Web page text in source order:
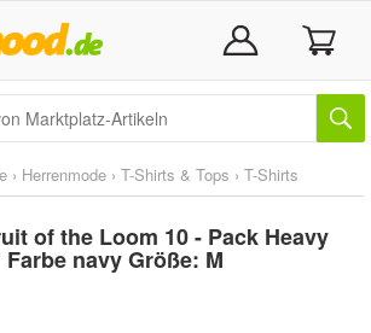
› Herrenmode › T-Shirts & Tops › T-Shirts
of the Loom 10 - Pack Heavy
navy Größe: M